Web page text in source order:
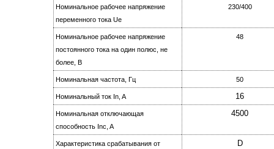
Номинальное рабочее напряжение
переменного тока Ue
230/400
Номинальное рабочее напряжение
постоянного тока на oдин полюс, не
более, B
48
Номинальная частота, Гц 50
Номинальный ток In, A 16
Номинальная отключающая
способность Inc, A
4500
Характеристика срабатывания от
D